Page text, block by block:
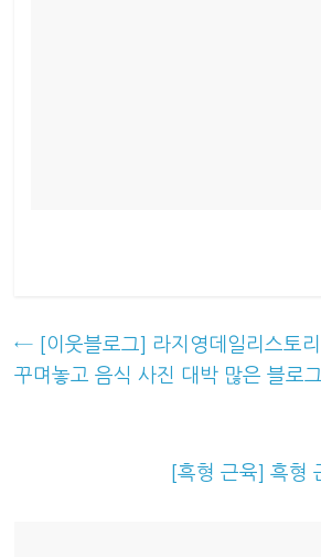
← [이웃블로그] 라지영데일리스토
꾸며놓고 음식 사진 대박 많은 블로그
[흑형 근육] 흑형